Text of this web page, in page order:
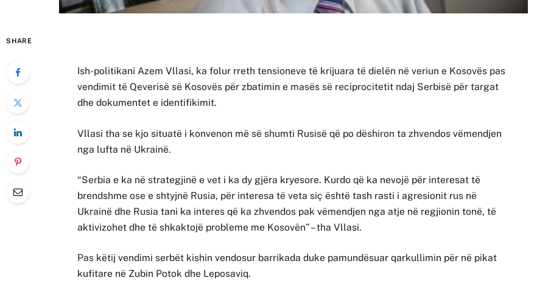
SHARE
Ish-politikani Azem Vllasi, ka folur rreth tensioneve të krijuara të dielën në veriun e Kosovës pas
vendimit të Qeverisë së Kosovës për zbatimin e masës së reciprocitetit ndaj Serbisë për targat
dhe dokumentet e identifikimit.
Vllasi tha se kjo situatë i konvenon më së shumti Rusisë që po dëshiron ta zhvendos vëmendjen
nga lufta në Ukrainë.
“Serbia e ka në strategjinë e vet i ka dy gjëra kryesore. Kurdo që ka nevojë për interesat të
brendshme ose e shtyjnë Rusia, për interesa të veta siç është tash rasti i agresionit rus në
Ukrainë dhe Rusia tani ka interes që ka zhvendos pak vëmendjen nga atje në regjionin tonë, të
aktivizohet dhe të shkaktojë probleme me Kosovën” – tha Vllasi.
Pas këtij vendimi serbët kishin vendosur barrikada duke pamundësuar qarkullimin për në pikat
kufitare në Zubin Potok dhe Leposaviq.